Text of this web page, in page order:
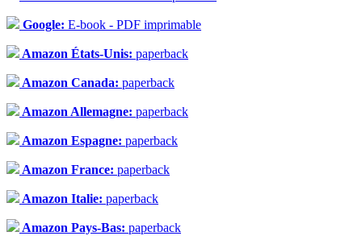
Google: E-book - PDF imprimable
Amazon États-Unis: paperback
Amazon Canada: paperback
Amazon Allemagne: paperback
Amazon Espagne: paperback
Amazon France: paperback
Amazon Italie: paperback
Amazon Pays-Bas: paperback